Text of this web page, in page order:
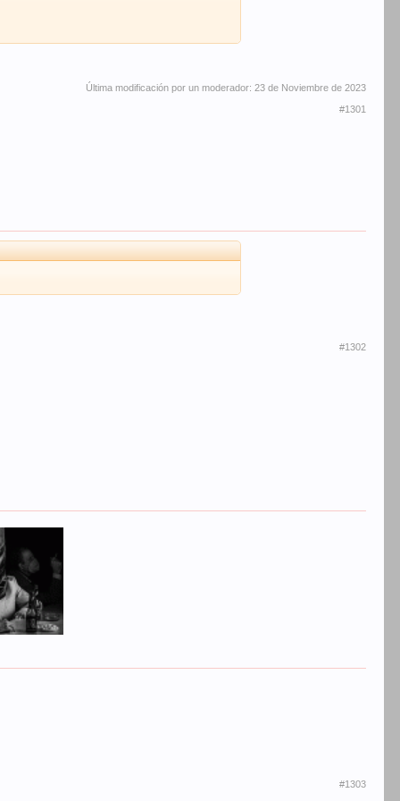
Última modificación por un moderador: 23 de Noviembre de 2023
#1301
#1302
#1303